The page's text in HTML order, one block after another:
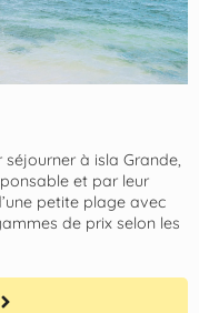
séjourner à isla Grande,
et par leur
petite plage avec
de prix selon les